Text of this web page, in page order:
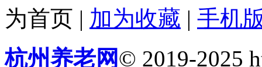
为首页 | 加为收藏 | 手机
杭州养老网© 2019-2025